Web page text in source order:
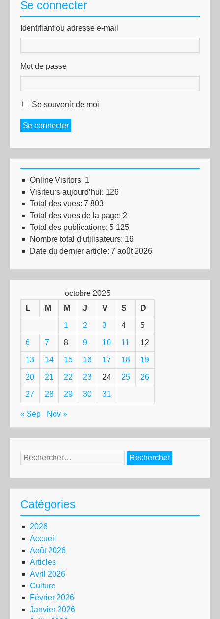
Se connecter
Identifiant ou adresse e-mail
Mot de passe
Se souvenir de moi
Se connecter
Online Visitors: 1
Visiteurs aujourd’hui: 126
Total des vues: 7 803
Total des vues de la page: 2
Total des publications: 5 125
Nombre total d’utilisateurs: 16
Date du dernier article: 7 août 2026
octobre 2025
L
M M J V S D
1 2 3 4 5
6 7 8 9 10 11 12
13 14 15 16 17 18 19
20 21 22 23 24 25 26
27 28 29 30 31
« Sep Nov »
Rechercher :
Catégories
2026
Accueil
Août 2026
Articles
Avril 2026
Culture
Février 2026
Janvier 2026